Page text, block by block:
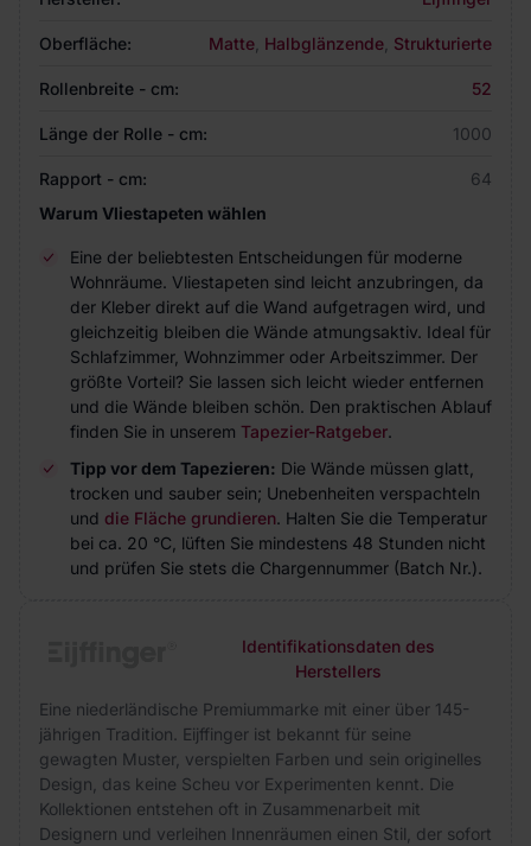
Oberfläche: Matte Halbglänzende Strukturierte
Rollenbreite - cm: 52
Länge der Rolle - cm: 1000
Rapport - cm:
64
Warum Vliestapeten wählen
Eine der beliebtesten Entscheidungen für moderne
Wohnräume. Vliestapeten sind leicht anzubringen, da
der Kleber direkt auf die Wand aufgetragen wird, und
gleichzeitig bleiben die Wände atmungsaktiv. Ideal für
Schlafzimmer, Wohnzimmer oder Arbeitszimmer. Der
größte Vorteil? Sie lassen sich leicht wieder entfernen
und die Wände bleiben schön. Den praktischen Ablauf
finden Sie in unserem Tapezier-Ratgeber.
Tipp vor dem Tapezieren: Die Wände müssen glatt,
trocken und sauber sein; Unebenheiten verspachteln
und die Fläche grundieren. Halten Sie die Temperatur
bei ca. 20 °C, lüften Sie mindestens 48 Stunden nicht
und prüfen Sie stets die Chargennummer (Batch Nr.).
Identifikationsdaten des
Herstellers
Eine niederländische Premiummarke mit einer über 145-
jährigen Tradition. Eijffinger ist bekannt für seine
gewagten Muster, verspielten Farben und sein originelles
Design, das keine Scheu vor Experimenten kennt. Die
Kollektionen entstehen oft in Zusammenarbeit mit
Designern und verleihen Innenräumen einen Stil, der sofort